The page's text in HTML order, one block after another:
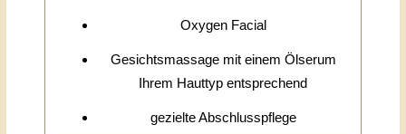
Oxygen Facial
Gesichtsmassage mit einem Ölserum
Ihrem Hauttyp entsprechend
gezielte Abschlusspflege